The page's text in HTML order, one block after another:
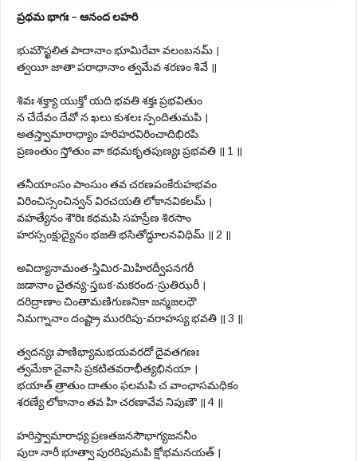
ప్రథమ భాగః – ఆనంద లహరి
భుమౌస్ఖలిత పాదానాం భూమిరేవా వలంబనమ్ ।
త్వయీ జాతా పరాధానాం త్వమేవ శరణం శివే ॥
శివః శక్త్యా యుక్తో యది భవతి శక్తః ప్రభవితుం
న చేదేవం దేవో న ఖలు కుశలః స్పందితుమపి ।
అతస్త్వామారాధ్యాం హరిహరవిరించాదిభిరపి
ప్రణంతుం స్తోతుం వా కథమకృతపుణ్యః ప్రభవతి ॥ 1 ॥
తనీయాంసం పాంసుం తవ చరణపంకేరుహభవం
విరించిస్సంచిన్వన్ విరచయతి లోకానవికలమ్ ।
వహత్యేనం శౌరిః కథమపి సహస్రేణ శిరసాం
హరస్సంక్షుద్యైనం భజతి భసితోద్ధూలనవిధిమ్ ॥ 2 ॥
అవిద్యానామంత-స్తిమిర-మిహిరద్వీపనగరీ
జడానాం చైతన్య-స్తబక-మకరంద-స్రుతిఝరీ ।
దరిద్రాణాం చింతామణిగుణనికా జన్మజలధౌ
నిమగ్నానాం దంష్ట్రా మురరిపు-వరాహస్య భవతి ॥ 3 ॥
త్వదన్యః పాణిభ్యామభయవరదో దైవతగణః
త్వమేకా నైవాసి ప్రకటితవరాభీత్యభినయా ।
భయాత్ త్రాతుం దాతుం ఫలమపి చ వాంఛాసమధికం
శరణ్యే లోకానాం తవ హి చరణావేవ నిపుణౌ ॥ 4 ॥
హరిస్త్వామారాధ్య ప్రణతజనసౌభాగ్యజననీం
పురా నారీ భూత్వా పురరిపుమపి క్షోభమనయత్ ।